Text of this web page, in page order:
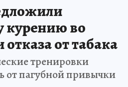
курению во
от табака
тренировки
от пагубной привычки